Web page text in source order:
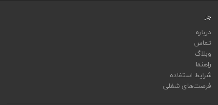
جار
درباره
تماس
وبلاگ
راهنما
شرایط استفاده
فرصت‌های شغلی